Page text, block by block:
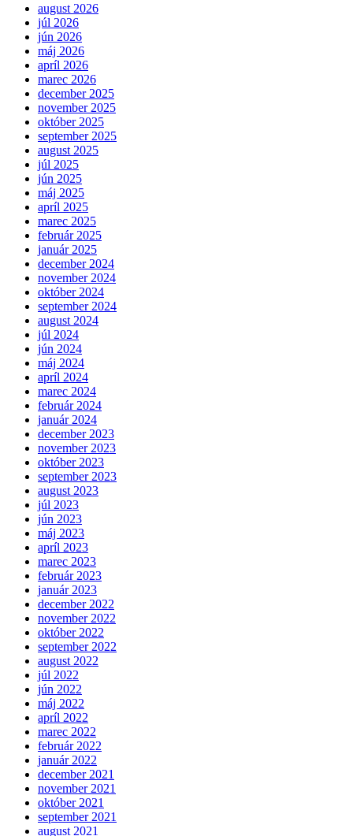
august 2026
júl 2026
jún 2026
máj 2026
apríl 2026
marec 2026
december 2025
november 2025
október 2025
september 2025
august 2025
júl 2025
jún 2025
máj 2025
apríl 2025
marec 2025
február 2025
január 2025
december 2024
november 2024
október 2024
september 2024
august 2024
júl 2024
jún 2024
máj 2024
apríl 2024
marec 2024
február 2024
január 2024
december 2023
november 2023
október 2023
september 2023
august 2023
júl 2023
jún 2023
máj 2023
apríl 2023
marec 2023
február 2023
január 2023
december 2022
november 2022
október 2022
september 2022
august 2022
júl 2022
jún 2022
máj 2022
apríl 2022
marec 2022
február 2022
január 2022
december 2021
november 2021
október 2021
september 2021
august 2021